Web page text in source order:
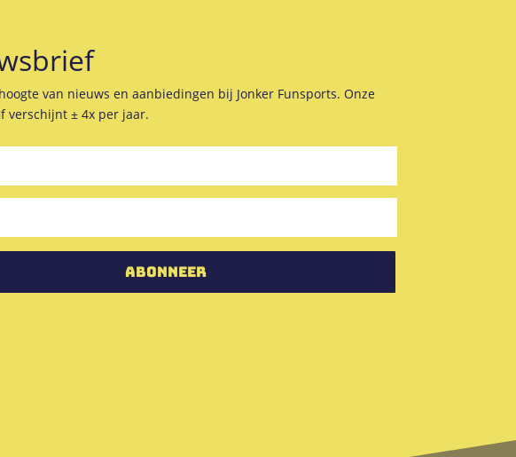
van nieuws en aanbiedingen bij Jonker Funsports. Onze
verschijnt ± 4x per jaar.
Abonneer